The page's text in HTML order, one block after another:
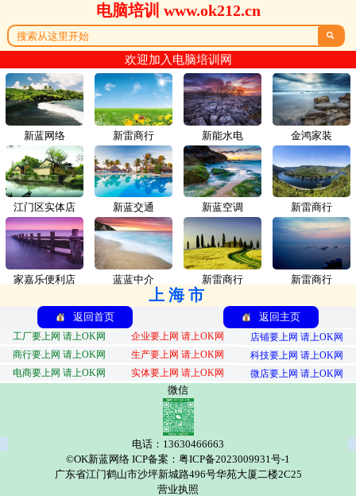
电脑培训 www.ok212.cn

欢迎加入电脑培训网
新蓝网络 新雷商行
江门区实体店 新蓝交通
家嘉乐便利店 蓝蓝中介
新能水电 金鸿家装
新蓝空调 新雷商行
新雷商行 新雷商行
上海市
返回首页 返回主页
工厂要上网 请上OK网 企业要上网 请上OK网
店铺要上网 请上OK网
商行要上网 请上OK网
生产要上网 请上OK网
科技要上网 请上OK网
电商要上网 请上OK网
实体要上网 请上OK网 微店要上网 请上OK网
微信
电话：13630466663
©OK新蓝网络 ICP备案：粤ICP备2023009931号-1
广东省江门鹤山市沙坪新城路496号华苑大厦二楼2C25
营业执照